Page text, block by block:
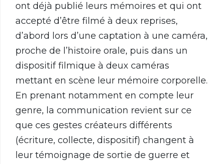
ont déjà publié leurs mémoires et qui ont
accepté d’être filmé à deux reprises,
d’abord lors d’une captation à une caméra,
proche de l’histoire orale, puis dans un
dispositif filmique à deux caméras
mettant en scène leur mémoire corporelle.
En prenant notamment en compte leur
genre, la communication revient sur ce
que ces gestes créateurs différents
(écriture, collecte, dispositif) changent à
leur témoignage de sortie de guerre et